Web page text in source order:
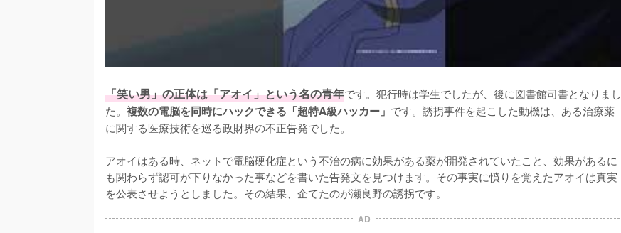
「笑い男」の正体は「アオイ」という名の青年です。犯行時は学生でしたが、後に図書館司書となりまし
た。 複数の電脳を同時にハックできる「超特A級ハッカー」 です。誘拐事件を起こした動機は、ある治療薬
に関する医療技術を巡る政財界の不正告発でした。
アオイはある時、ネットで電脳硬化症という不治の病に効果がある薬が開発されていたこと、効果があるに
も関わらず認可が下りなかった事などを書いた告発文を見つけます。その事実に憤りを覚えたアオイは真実
を公表させようとしました。その結果、企てたのが瀬良野の誘拐です。
AD